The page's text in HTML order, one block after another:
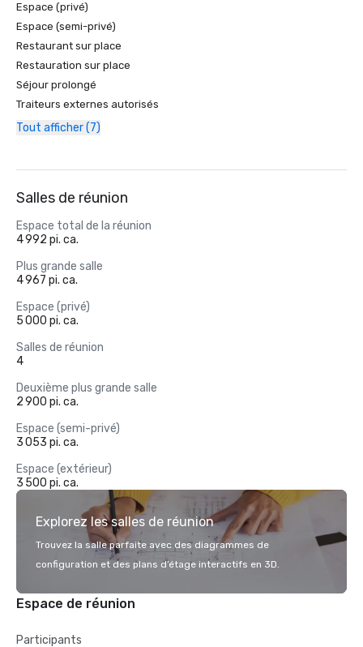
Espace (privé)
Espace (semi-privé)
Restaurant sur place
Restauration sur place
Séjour prolongé
Traiteurs externes autorisés
Tout afficher (7)
Salles de réunion
Espace total de la réunion
4 992 pi. ca.
Plus grande salle
4 967 pi. ca.
Espace (privé)
5 000 pi. ca.
Salles de réunion
4
Deuxième plus grande salle
2 900 pi. ca.
Espace (semi-privé)
3 053 pi. ca.
Espace (extérieur)
3 500 pi. ca.
Explorez les salles de réunion
Trouvez la salle parfaite avec des diagrammes de
configuration et des plans d’étage interactifs en 3D.
Espace de réunion
Participants